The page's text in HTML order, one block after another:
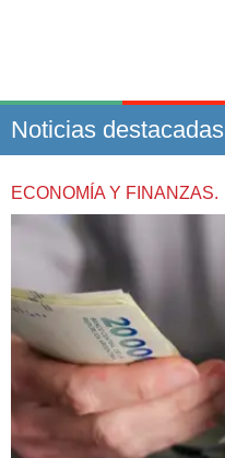
Noticias destacadas
ECONOMÍA Y FINANZAS.